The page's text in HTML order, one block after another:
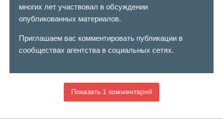
многих лет участвовал в обсуждении
опубликованных материалов.
Приглашаем вас комментировать публикации в
сообществах агентства в социальных сетях.
Показать 1 комментарий